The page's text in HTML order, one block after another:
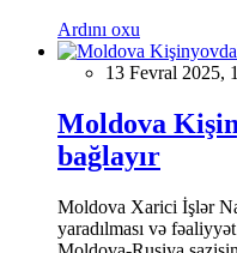
Ardını oxu
13 Fevral 2025,
Moldova
bağlayır
Moldova Xarici İşlər
yaradılması və